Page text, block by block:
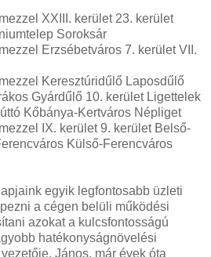
XXIII. kerület 23. kerület
Soroksár
Erzsébetváros 7. kerület VII.
Keresztúridűlő Laposdűlő
Gyárdűlő 10. kerület Ligettelek
Kőbánya-Kertváros Népliget
IX. kerület 9. kerület Belső-
Külső-Ferencváros
egyik legfontosabb üzleti
a cégen belüli működési
azokat a kulcsfontosságú
hatékonyságnövelési
János, már évek óta